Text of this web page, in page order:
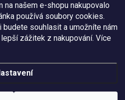
na našem e-shopu nakupovalo
používá soubory cookies.
budete souhlasit a umožníte nám
zážitek z nakupování. Více
za skvělé ceny
. Všechna práva vyhrazena.Upravit